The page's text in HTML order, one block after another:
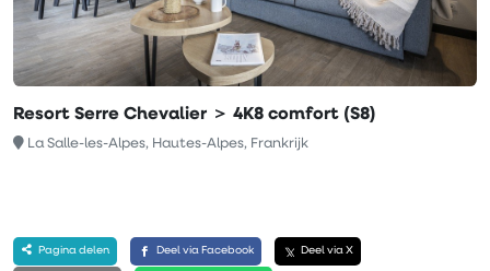
Resort Serre Chevalier ＞ 4K8 comfort (S8)
La Salle-les-Alpes, Hautes-Alpes, Frankrijk
Pagina delen Deel via Facebook Deel via X